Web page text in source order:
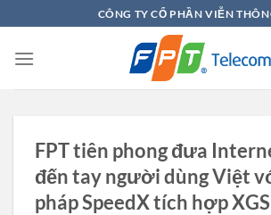
đến
nội
CÔNG TY CỔ PHẦN VIỄN
FPT tiên phong đưa
đến tay người dùng Việt
pháp SpeedX tích hợp